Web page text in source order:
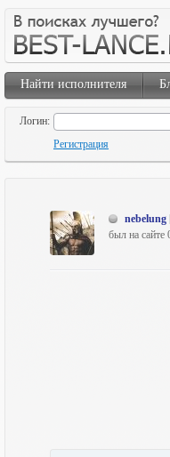
Найти исполнителя
Логин:
Регистрация
nebelung
был на сайте